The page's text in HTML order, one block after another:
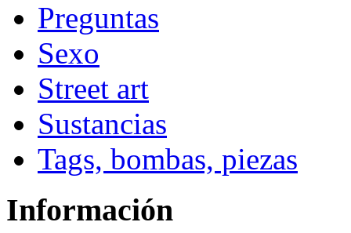
Preguntas
Sexo
Street art
Sustancias
Tags, bombas, piezas
Información